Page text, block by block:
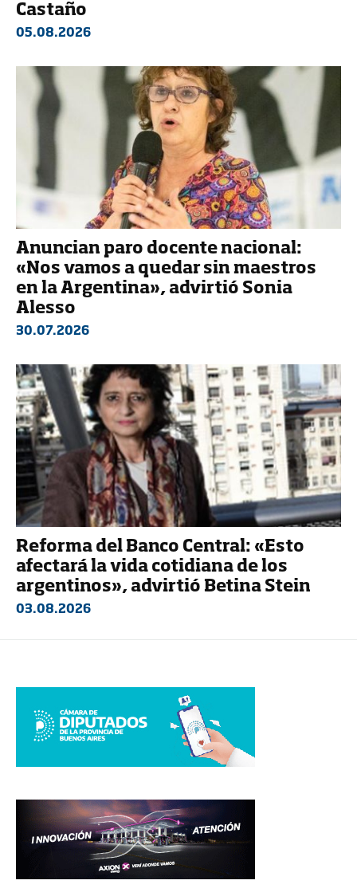
Castaño
05.08.2026
Anuncian paro docente nacional:
«Nos vamos a quedar sin maestros
en la Argentina», advirtió Sonia
Alesso
30.07.2026
Reforma del Banco Central: «Esto
afectará la vida cotidiana de los
argentinos», advirtió Betina Stein
03.08.2026